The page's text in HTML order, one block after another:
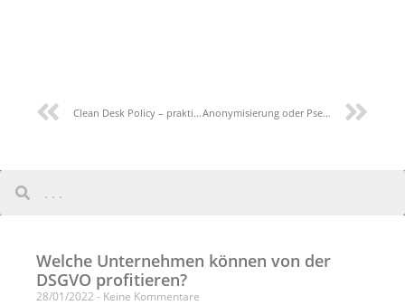
Clean Desk Policy – praktische Einblicke Anonymisierung oder Pseudonymisierung?
Welche Unternehmen können von der
DSGVO profitieren?
28/01/2022 Keine Kommentare